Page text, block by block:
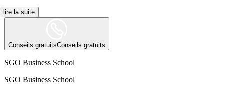
lire la suite
Conseils gratuitsConseils gratuits
SGO Business School
SGO Business School